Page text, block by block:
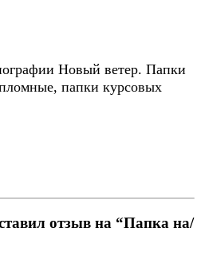
Новый ветер. Папки
папки курсовых
отзыв на “Папка на/